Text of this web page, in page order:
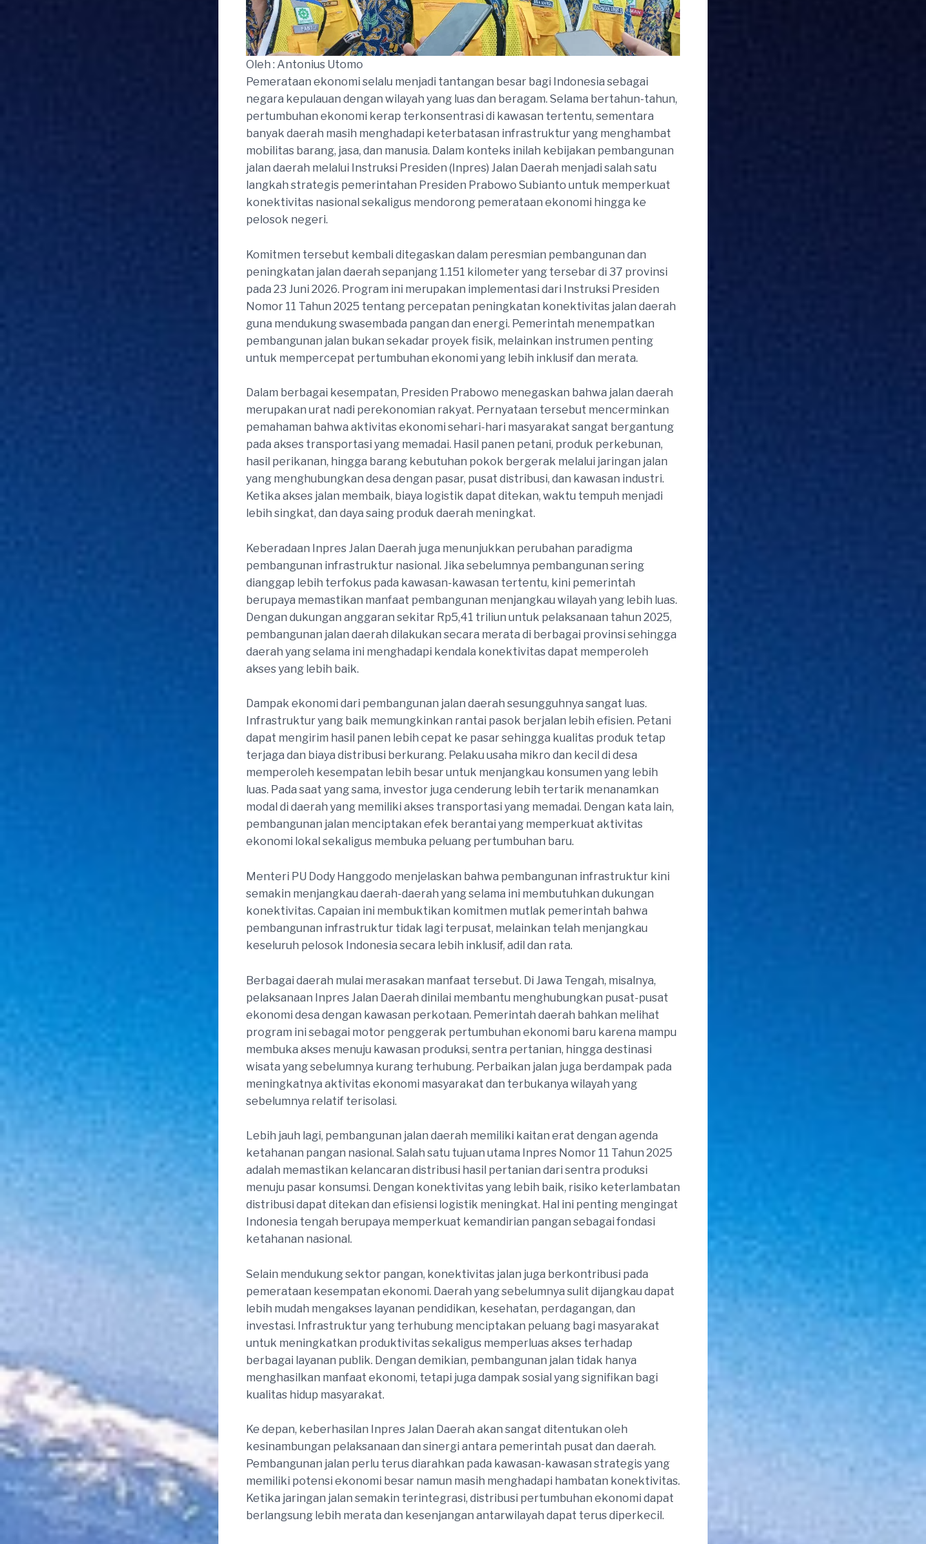
Oleh : Antonius Utomo
Pemerataan ekonomi selalu menjadi tantangan besar bagi Indonesia sebagai
negara kepulauan dengan wilayah yang luas dan beragam. Selama bertahun-tahun,
pertumbuhan ekonomi kerap terkonsentrasi di kawasan tertentu, sementara
banyak daerah masih menghadapi keterbatasan infrastruktur yang menghambat
mobilitas barang, jasa, dan manusia. Dalam konteks inilah kebijakan pembangunan
jalan daerah melalui Instruksi Presiden (Inpres) Jalan Daerah menjadi salah satu
langkah strategis pemerintahan Presiden Prabowo Subianto untuk memperkuat
konektivitas nasional sekaligus mendorong pemerataan ekonomi hingga ke
pelosok negeri.
Komitmen tersebut kembali ditegaskan dalam peresmian pembangunan dan
peningkatan jalan daerah sepanjang 1.151 kilometer yang tersebar di 37 provinsi
pada 23 Juni 2026. Program ini merupakan implementasi dari Instruksi Presiden
Nomor 11 Tahun 2025 tentang percepatan peningkatan konektivitas jalan daerah
guna mendukung swasembada pangan dan energi. Pemerintah menempatkan
pembangunan jalan bukan sekadar proyek fisik, melainkan instrumen penting
untuk mempercepat pertumbuhan ekonomi yang lebih inklusif dan merata.
Dalam berbagai kesempatan, Presiden Prabowo menegaskan bahwa jalan daerah
merupakan urat nadi perekonomian rakyat. Pernyataan tersebut mencerminkan
pemahaman bahwa aktivitas ekonomi sehari-hari masyarakat sangat bergantung
pada akses transportasi yang memadai. Hasil panen petani, produk perkebunan,
hasil perikanan, hingga barang kebutuhan pokok bergerak melalui jaringan jalan
yang menghubungkan desa dengan pasar, pusat distribusi, dan kawasan industri.
Ketika akses jalan membaik, biaya logistik dapat ditekan, waktu tempuh menjadi
lebih singkat, dan daya saing produk daerah meningkat.
Keberadaan Inpres Jalan Daerah juga menunjukkan perubahan paradigma
pembangunan infrastruktur nasional. Jika sebelumnya pembangunan sering
dianggap lebih terfokus pada kawasan-kawasan tertentu, kini pemerintah
berupaya memastikan manfaat pembangunan menjangkau wilayah yang lebih luas.
Dengan dukungan anggaran sekitar Rp5,41 triliun untuk pelaksanaan tahun 2025,
pembangunan jalan daerah dilakukan secara merata di berbagai provinsi sehingga
daerah yang selama ini menghadapi kendala konektivitas dapat memperoleh
akses yang lebih baik.
Dampak ekonomi dari pembangunan jalan daerah sesungguhnya sangat luas.
Infrastruktur yang baik memungkinkan rantai pasok berjalan lebih efisien. Petani
dapat mengirim hasil panen lebih cepat ke pasar sehingga kualitas produk tetap
terjaga dan biaya distribusi berkurang. Pelaku usaha mikro dan kecil di desa
memperoleh kesempatan lebih besar untuk menjangkau konsumen yang lebih
luas. Pada saat yang sama, investor juga cenderung lebih tertarik menanamkan
modal di daerah yang memiliki akses transportasi yang memadai. Dengan kata lain,
pembangunan jalan menciptakan efek berantai yang memperkuat aktivitas
ekonomi lokal sekaligus membuka peluang pertumbuhan baru.
Menteri PU Dody Hanggodo menjelaskan bahwa pembangunan infrastruktur kini
semakin menjangkau daerah-daerah yang selama ini membutuhkan dukungan
konektivitas. Capaian ini membuktikan komitmen mutlak pemerintah bahwa
pembangunan infrastruktur tidak lagi terpusat, melainkan telah menjangkau
keseluruh pelosok Indonesia secara lebih inklusif, adil dan rata.
Berbagai daerah mulai merasakan manfaat tersebut. Di Jawa Tengah, misalnya,
pelaksanaan Inpres Jalan Daerah dinilai membantu menghubungkan pusat-pusat
ekonomi desa dengan kawasan perkotaan. Pemerintah daerah bahkan melihat
program ini sebagai motor penggerak pertumbuhan ekonomi baru karena mampu
membuka akses menuju kawasan produksi, sentra pertanian, hingga destinasi
wisata yang sebelumnya kurang terhubung. Perbaikan jalan juga berdampak pada
meningkatnya aktivitas ekonomi masyarakat dan terbukanya wilayah yang
sebelumnya relatif terisolasi.
Lebih jauh lagi, pembangunan jalan daerah memiliki kaitan erat dengan agenda
ketahanan pangan nasional. Salah satu tujuan utama Inpres Nomor 11 Tahun 2025
adalah memastikan kelancaran distribusi hasil pertanian dari sentra produksi
menuju pasar konsumsi. Dengan konektivitas yang lebih baik, risiko keterlambatan
distribusi dapat ditekan dan efisiensi logistik meningkat. Hal ini penting mengingat
Indonesia tengah berupaya memperkuat kemandirian pangan sebagai fondasi
ketahanan nasional.
Selain mendukung sektor pangan, konektivitas jalan juga berkontribusi pada
pemerataan kesempatan ekonomi. Daerah yang sebelumnya sulit dijangkau dapat
lebih mudah mengakses layanan pendidikan, kesehatan, perdagangan, dan
investasi. Infrastruktur yang terhubung menciptakan peluang bagi masyarakat
untuk meningkatkan produktivitas sekaligus memperluas akses terhadap
berbagai layanan publik. Dengan demikian, pembangunan jalan tidak hanya
menghasilkan manfaat ekonomi, tetapi juga dampak sosial yang signifikan bagi
kualitas hidup masyarakat.
Ke depan, keberhasilan Inpres Jalan Daerah akan sangat ditentukan oleh
kesinambungan pelaksanaan dan sinergi antara pemerintah pusat dan daerah.
Pembangunan jalan perlu terus diarahkan pada kawasan-kawasan strategis yang
memiliki potensi ekonomi besar namun masih menghadapi hambatan konektivitas.
Ketika jaringan jalan semakin terintegrasi, distribusi pertumbuhan ekonomi dapat
berlangsung lebih merata dan kesenjangan antarwilayah dapat terus diperkecil.